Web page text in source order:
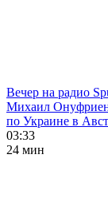
Вечер на радио
Михаил
по Украине в
03:33
24 мин